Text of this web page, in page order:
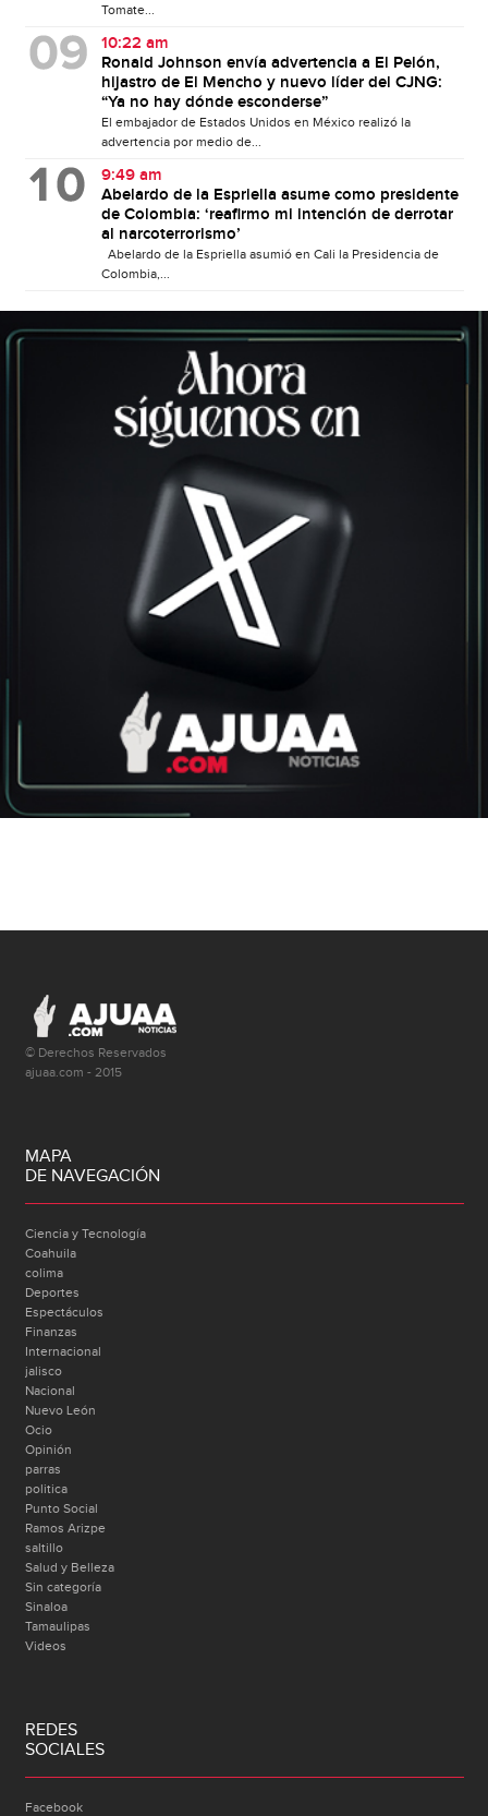
Tomate...
10:22 am
Ronald Johnson envía advertencia a El Pelón,
hijastro de El Mencho y nuevo líder del CJNG:
“Ya no hay dónde esconderse”
El embajador de Estados Unidos en México realizó la
advertencia por medio de...
9:49 am
Abelardo de la Espriella asume como presidente
de Colombia: ‘reafirmo mi intención de derrotar
al narcoterrorismo’
Abelardo de la Espriella asumió en Cali la Presidencia de
Colombia,...
© Derechos Reservados
ajuaa.com - 2015
MAPA
DE NAVEGACIÓN
Ciencia y Tecnología
Coahuila
colima
Deportes
Espectáculos
Finanzas
Internacional
jalisco
Nacional
Nuevo León
Ocio
Opinión
parras
politica
Punto Social
Ramos Arizpe
saltillo
Salud y Belleza
Sin categoría
Sinaloa
Tamaulipas
Videos
REDES
SOCIALES
Facebook